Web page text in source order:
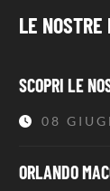
LE NOSTRE
SCOPRI LE
08
ORLANDO